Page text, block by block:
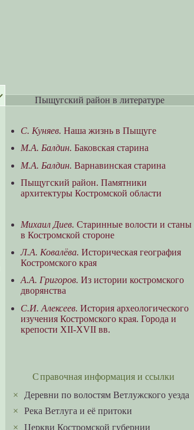
Пыщугский район в литературе
С. Куняев. Наша жизнь в Пыщуге
М.А. Балдин. Баковская старина
М.А. Балдин. Варнавинская старина
Пыщугский район. Памятники
архитектуры Костромской области
Михаил Диев. Старинные волости и станы
в Костромской стороне
Л.А. Ковалёва. Историческая география
Костромского края
А.А. Григоров. Из истории костромского
дворянства
С.И. Алексеев. История археологического
изучения Костромского края. Города и
крепости XII-XVII вв.
Справочная информация и ссылки
Деревни по волостям Ветлужского уезда
×Река Ветлуга и её притоки
×Церкви Костромской губернии